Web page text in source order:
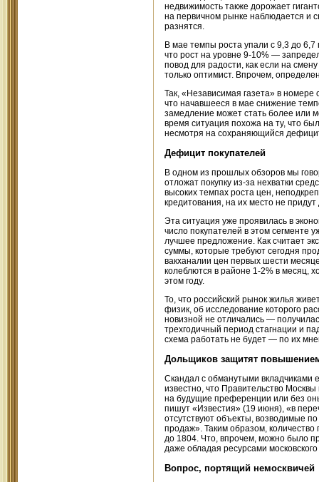
недвижимость также дорожает
на первичном рынке наблюдается и
разнятся.
В мае темпы роста упали с 9,3 до
что рост на уровне 9-10% —
повод для радости, как если на
только оптимист. Впрочем,
Так, «Независимая газета» в
что начавшееся в мае снижение
замедление может стать более или
время ситуация похожа на ту, что
несмотря на сохраняющийся
Дефицит покупателей
В одном из прошлых обзоров мы
отложат покупку из-за нехватки
высоких темпах роста цен,
кредитования, на их место не придут
Эта ситуация уже проявилась в
число покупателей в этом сегменте
лучшее предложение. Как считает
суммы, которые требуют сегодня
вакханалии цен первых шести
колеблются в районе 1-2% в месяц,
этом году.
То, что российский рынок жилья
физик, об исследование которого
новизной не отличались —
трехгодичный период стагнации и
схема работать не будет — по их
Дольщиков защитят
Скандал с обманутыми вкладчиками
известно, что Правительство
на будущие преференции или без
пишут «Известия» (19 июня), «в
отсутствуют объекты, возводимые
продаж». Таким образом,
до 1804. Что, впрочем, можно было
даже обладая ресурсами
Вопрос, портящий немосквичей